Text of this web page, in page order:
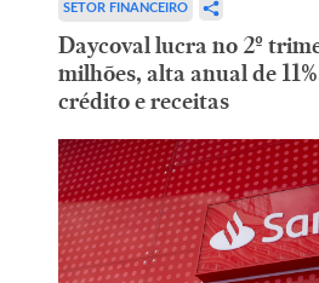
SETOR FINANCEIRO
Daycoval lucra no 2º
milhões, alta anual de
crédito e receitas